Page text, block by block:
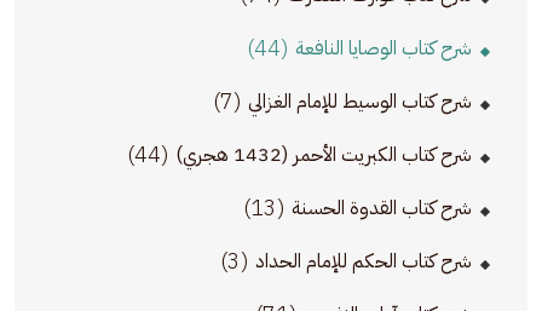
شرح كتاب الوصايا النافعة (44)
شرح كتاب الوسيط للإمام الغزالي (7)
شرح كتاب الكبريت الأحمر (1432 هجري) (44)
شرح كتاب القدوة الحسنة (13)
شرح كتاب الحكم للإمام الحداد (3)